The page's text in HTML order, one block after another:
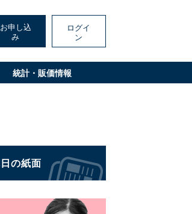
お申し込
み
ログイ
ン
統計・販価情報